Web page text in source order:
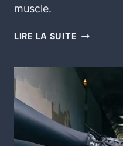
muscle.
LIRE LA SUITE